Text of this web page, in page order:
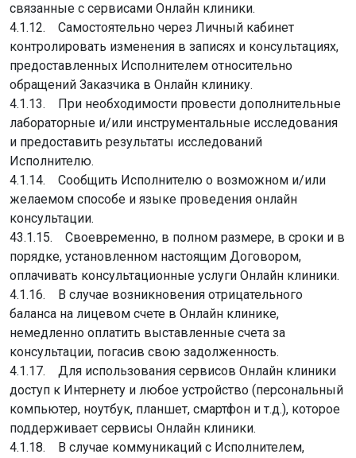
связанные с сервисами Онлайн клиники.
4.1.12. Самостоятельно через Личный кабинет
контролировать изменения в записях и консультациях,
предоставленных Исполнителем относительно
обращений Заказчика в Онлайн клинику.
4.1.13. При необходимости провести дополнительные
лабораторные и/или инструментальные исследования
и предоставить результаты исследований
Исполнителю.
4.1.14. Сообщить Исполнителю о возможном и/или
желаемом способе и языке проведения онлайн
консультации.
43.1.15. Своевременно, в полном размере, в сроки и в
порядке, установленном настоящим Договором,
оплачивать консультационные услуги Онлайн клиники.
4.1.16. В случае возникновения отрицательного
баланса на лицевом счете в Онлайн клинике,
немедленно оплатить выставленные счета за
консультации, погасив свою задолженность.
4.1.17. Для использования сервисов Онлайн клиники
доступ к Интернету и любое устройство (персональный
компьютер, ноутбук, планшет, смартфон и т.д.), которое
поддерживает сервисы Онлайн клиники.
4.1.18. В случае коммуникаций с Исполнителем,